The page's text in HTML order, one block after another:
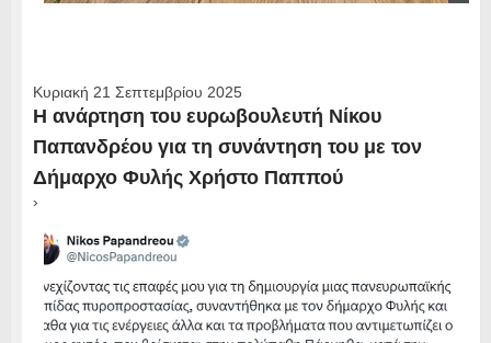
Κυριακή 21 Σεπτεμβρίου 2025
H ανάρτηση του ευρωβουλευτή Νίκου
Παπανδρέου για τη συνάντηση του με τον
Δήμαρχο Φυλής Χρήστο Παππού
›